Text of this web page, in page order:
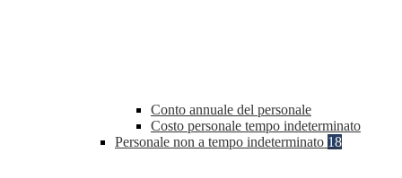
Conto annuale del personale
Costo personale tempo indeterminato
Personale non a tempo indeterminato 18